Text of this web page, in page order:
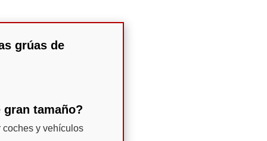
grúas de
tamaño?
coches y vehículos